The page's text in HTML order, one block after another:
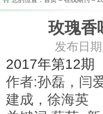
玫瑰香
发布日
2017年第12期
作者:孙磊，闫
建成，徐海英